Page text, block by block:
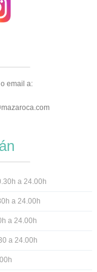
email a:
a 24.00h
a 24.00h
a 24.00h
a 24.00h